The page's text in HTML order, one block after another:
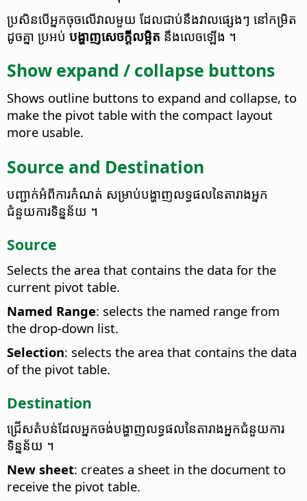
ប្រសិនបើ​អ្នក​ចុចលើ​វាល​មួយ ដែល​ជាប់​នឹង​វាល​ផ្សេងៗ នៅ​កម្រិត​
ដូចគ្នា ប្រអប់ បង្ហាញ​សេចក្តី​លម្អិត នឹង​លេច​ឡើង ។
Show expand / collapse buttons
Shows outline buttons to expand and collapse, to
make the pivot table with the compact layout
more usable.
Source and Destination
បញ្ជាក់​​អំពី​ការ​កំណត់ សម្រាប់​បង្ហាញ​លទ្ធផល​នៃ​តារាង​អ្នក​
ជំនួយការ​ទិន្នន័យ ។
Source
Selects the area that contains the data for the
current pivot table.
Named Range: selects the named range from
the drop-down list.
Selection: selects the area that contains the data
of the pivot table.
Destination
ជ្រើស​តំបន់​​ដែល​អ្នក​ចង់​បង្ហាញ​លទ្ធផល​នៃ​តារាង​អ្នក​ជំនួយការ​
ទិន្នន័យ ។
New sheet: creates a sheet in the document to
receive the pivot table.